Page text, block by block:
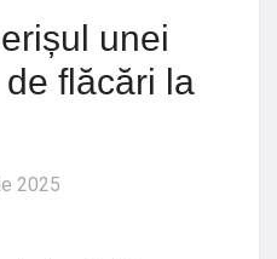
unei
flăcări la
2025